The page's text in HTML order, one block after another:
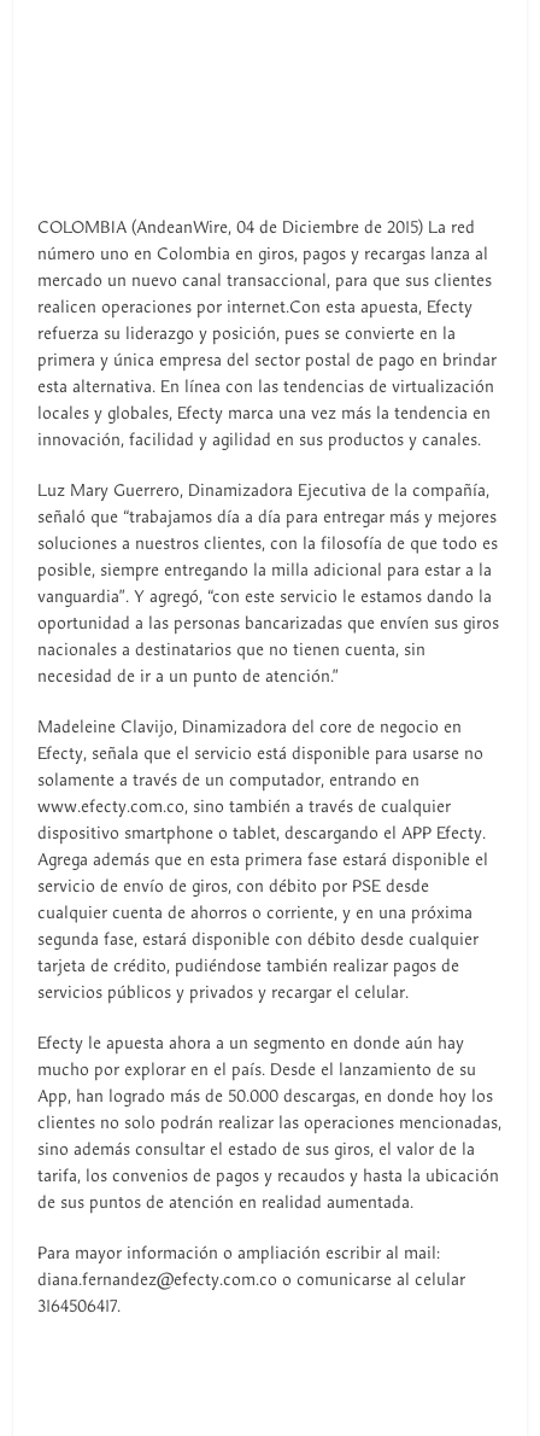
COLOMBIA (AndeanWire, 04 de Diciembre de 2015) La red
número uno en Colombia en giros, pagos y recargas lanza al
mercado un nuevo canal transaccional, para que sus clientes
realicen operaciones por internet.Con esta apuesta, Efecty
refuerza su liderazgo y posición, pues se convierte en la
primera y única empresa del sector postal de pago en brindar
esta alternativa. En línea con las tendencias de virtualización
locales y globales, Efecty marca una vez más la tendencia en
innovación, facilidad y agilidad en sus productos y canales.
Luz Mary Guerrero, Dinamizadora Ejecutiva de la compañía,
señaló que “trabajamos día a día para entregar más y mejores
soluciones a nuestros clientes, con la filosofía de que todo es
posible, siempre entregando la milla adicional para estar a la
vanguardia”. Y agregó, “con este servicio le estamos dando la
oportunidad a las personas bancarizadas que envíen sus giros
nacionales a destinatarios que no tienen cuenta, sin
necesidad de ir a un punto de atención.”
Madeleine Clavijo, Dinamizadora del core de negocio en
Efecty, señala que el servicio está disponible para usarse no
solamente a través de un computador, entrando en
www.efecty.com.co, sino también a través de cualquier
dispositivo smartphone o tablet, descargando el APP Efecty.
Agrega además que en esta primera fase estará disponible el
servicio de envío de giros, con débito por PSE desde
cualquier cuenta de ahorros o corriente, y en una próxima
segunda fase, estará disponible con débito desde cualquier
tarjeta de crédito, pudiéndose también realizar pagos de
servicios públicos y privados y recargar el celular.
Efecty le apuesta ahora a un segmento en donde aún hay
mucho por explorar en el país. Desde el lanzamiento de su
App, han logrado más de 50.000 descargas, en donde hoy los
clientes no solo podrán realizar las operaciones mencionadas,
sino además consultar el estado de sus giros, el valor de la
tarifa, los convenios de pagos y recaudos y hasta la ubicación
de sus puntos de atención en realidad aumentada.
Para mayor información o ampliación escribir al mail:
diana.fernandez@efecty.com.co o comunicarse al celular
3164506417.